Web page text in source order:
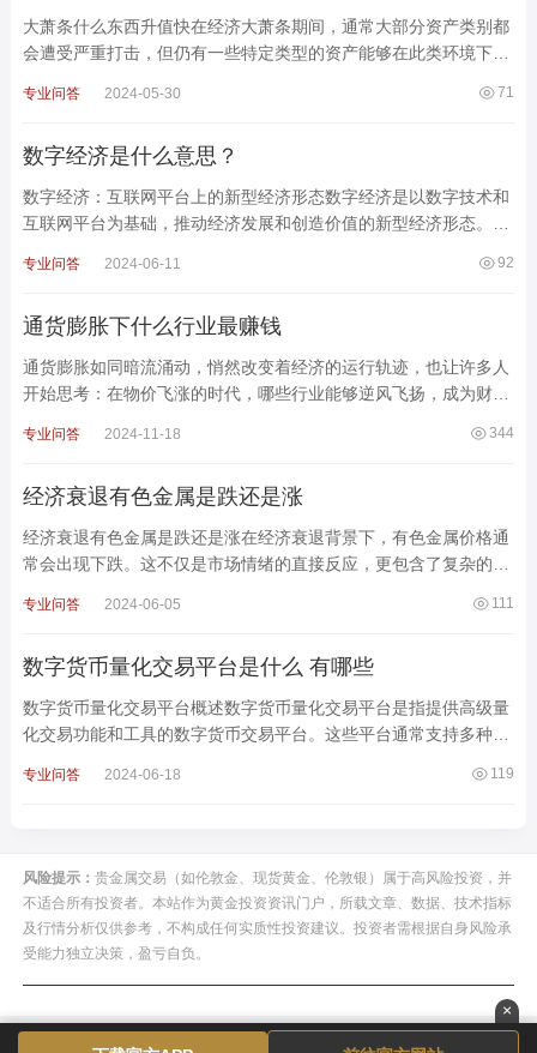
大萧条什么东西升值快在经济大萧条期间，通常大部分资产类别都
会遭受严重打击，但仍有一些特定类型的资产能够在此类环境下升
71
专业问答 2024-05-30
数字经济是什么意思？
数字经济：互联网平台上的新型经济形态数字经济是以数字技术和
互联网平台为基础，推动经济发展和创造价值的新型经济形态。不
92
专业问答 2024-06-11
通货膨胀下什么行业最赚钱
通货膨胀如同暗流涌动，悄然改变着经济的运行轨迹，也让许多人
开始思考：在物价飞涨的时代，哪些行业能够逆风飞扬，成为财富
344
专业问答 2024-11-18
经济衰退有色金属是跌还是涨
经济衰退有色金属是跌还是涨在经济衰退背景下，有色金属价格通
常会出现下跌。这不仅是市场情绪的直接反应，更包含了复杂的供
111
专业问答 2024-06-05
数字货币量化交易平台是什么 有哪些
数字货币量化交易平台概述数字货币量化交易平台是指提供高级量
化交易功能和工具的数字货币交易平台。这些平台通常支持多种数
119
专业问答 2024-06-18
风险提示： 贵金属交易（如伦敦金、现货黄金、伦敦银）属于高风险投资，并
不适合所有投资者。本站作为黄金投资资讯门户，所载文章、数据、技术指标
及行情分析仅供参考，不构成任何实质性投资建议。投资者需根据自身风险承
受能力独立决策，盈亏自负。
×